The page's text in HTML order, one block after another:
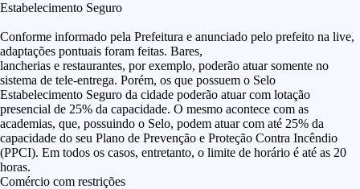
Estabelecimento Seguro
Conforme informado pela Prefeitura e anunciado pelo prefeito na live,
adaptações pontuais foram feitas. Bares,
lancherias e restaurantes, por exemplo, poderão atuar somente no
sistema de tele-entrega. Porém, os que possuem o Selo
Estabelecimento Seguro da cidade poderão atuar com lotação
presencial de 25% da capacidade. O mesmo acontece com as
academias, que, possuindo o Selo, podem atuar com até 25% da
capacidade do seu Plano de Prevenção e Proteção Contra Incêndio
(PPCI). Em todos os casos, entretanto, o limite de horário é até as 20
horas.
Comércio com restrições